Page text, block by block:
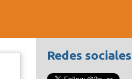
Redes sociales